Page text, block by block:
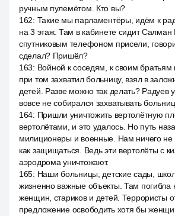
ручным пулемётом. Кто вы?
162: Такие мы парламентёры, идём к
на 3 этаж. Там в кабинете сидит Салман
спутниковым телефоном присели,
сделал? Пришёл?
163: Войной к соседям, к своим
при том захватил больницу, взял в
детей. Разве можно так делать? Радуев
вовсе не собирался захватывать
164: Пришли уничтожить вертолётную
вертолётами, и это удалось. Но путь
милиционеры и военные. Нам ничего не
как защищаться. Ведь эти вертолёты с
аэродрома уничтожают.
165: Наши больницы, детские сады,
жизненно важные объекты. Там погибла
женщин, стариков и детей. Террористы
предложение освободить хотя бы